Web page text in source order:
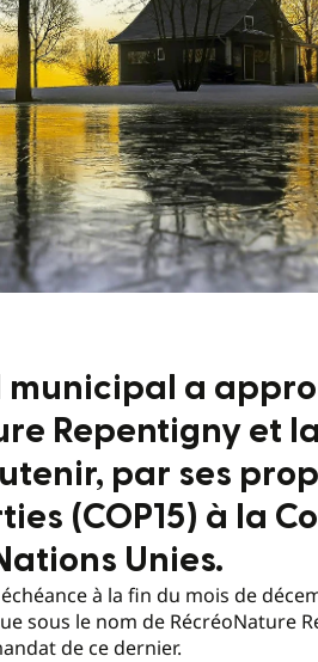
municipal a
Repentigny et
par ses
(COP15) à la
Unies.
à la fin du mois de
sous le nom de RécréoNature
de ce dernier.